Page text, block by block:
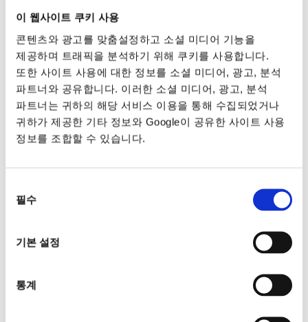
이 웹사이트 쿠키 사용
콘텐츠와 광고를 맞춤설정하고 소셜 미디어 기능을
제공하며 트래픽을 분석하기 위해 쿠키를 사용합니다.
또한 사이트 사용에 대한 정보를 소셜 미디어, 광고, 분석
파트너와 공유합니다. 이러한 소셜 미디어, 광고, 분석
파트너는 귀하의 해당 서비스 이용을 통해 수집되었거나
귀하가 제공한 기타 정보와 Google이 공유한 사이트 사용
정보를 조합할 수 있습니다.
선택
필수
기본 설정
통계